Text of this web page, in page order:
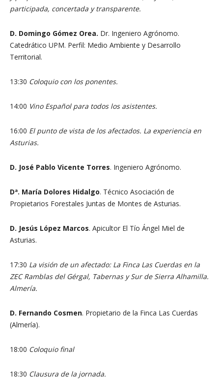
participada, concertada y transparente.
D. Domingo Gómez Orea. Dr. Ingeniero Agrónomo.
Catedrático UPM. Perfil: Medio Ambiente y Desarrollo
Territorial.
13:30 Coloquio con los ponentes.
14:00 Vino Español para todos los asistentes.
16:00 El punto de vista de los afectados. La experiencia en
Asturias.
D. José Pablo Vicente Torres. Ingeniero Agrónomo.
Dª. María Dolores Hidalgo. Técnico Asociación de
Propietarios Forestales Juntas de Montes de Asturias.
D. Jesús López Marcos. Apicultor El Tío Ángel Miel de
Asturias.
17:30 La visión de un afectado: La Finca Las Cuerdas en la
ZEC Ramblas del Gérgal, Tabernas y Sur de Sierra Alhamilla.
Almería.
D. Fernando Cosmen. Propietario de la Finca Las Cuerdas
(Almería).
18:00 Coloquio final
18:30 Clausura de la jornada.